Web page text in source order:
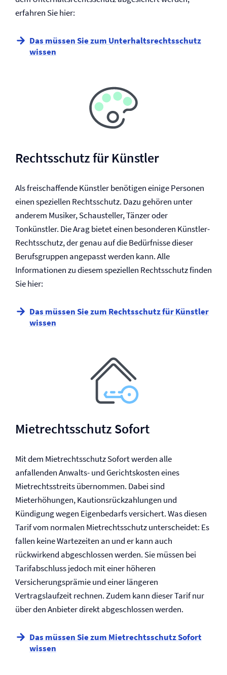
erfahren Sie hier:
Das müssen Sie zum Unterhalts­rechtsschutz
wissen
Rechtsschutz für Künstler
Als freischaffende Künstler benötigen einige Personen
einen speziellen Rechtsschutz. Dazu gehören unter
anderem Musiker, Schausteller, Tänzer oder
Tonkünstler. Die Arag bietet einen besonderen Künstler-
Rechtsschutz, der genau auf die Bedürfnisse dieser
Berufsgruppen angepasst werden kann. Alle
Informationen zu diesem speziellen Rechtsschutz finden
Sie hier:
Das müssen Sie zum Rechtsschutz für Künstler
wissen
Miet­rechtsschutz Sofort
Mit dem Miet­rechtsschutz Sofort werden alle
anfallenden Anwalts- und Gerichtskosten eines
Mietrechtsstreits übernommen. Dabei sind
Mieterhöhungen, Kautionsrückzahlungen und
Kündigung wegen Eigenbedarfs versichert. Was diesen
Tarif vom normalen Miet­rechtsschutz unterscheidet: Es
fallen keine Wartezeiten an und er kann auch
rückwirkend abgeschlossen werden. Sie müssen bei
Tarifabschluss jedoch mit einer höheren
Versicherungsprämie und einer längeren
Vertragslaufzeit rechnen. Zudem kann dieser Tarif nur
über den Anbieter direkt abgeschlossen werden.
Das müssen Sie zum Miet­rechtsschutz Sofort
wissen